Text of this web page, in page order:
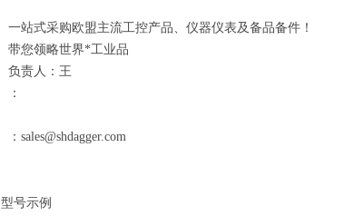
一站式采购欧盟主流工控产品、仪器仪表及备品备件！
带您领略世界*工业品
负责人：王
：
：sales@shdagger.com
型号示例